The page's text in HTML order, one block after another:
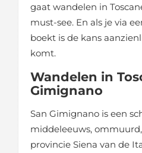
gaat wandelen in
must-see. En als je via
boekt is de kans
komt.
Wandelen in
Gimignano
San Gimignano is een
middeleeuws,
provincie Siena van de